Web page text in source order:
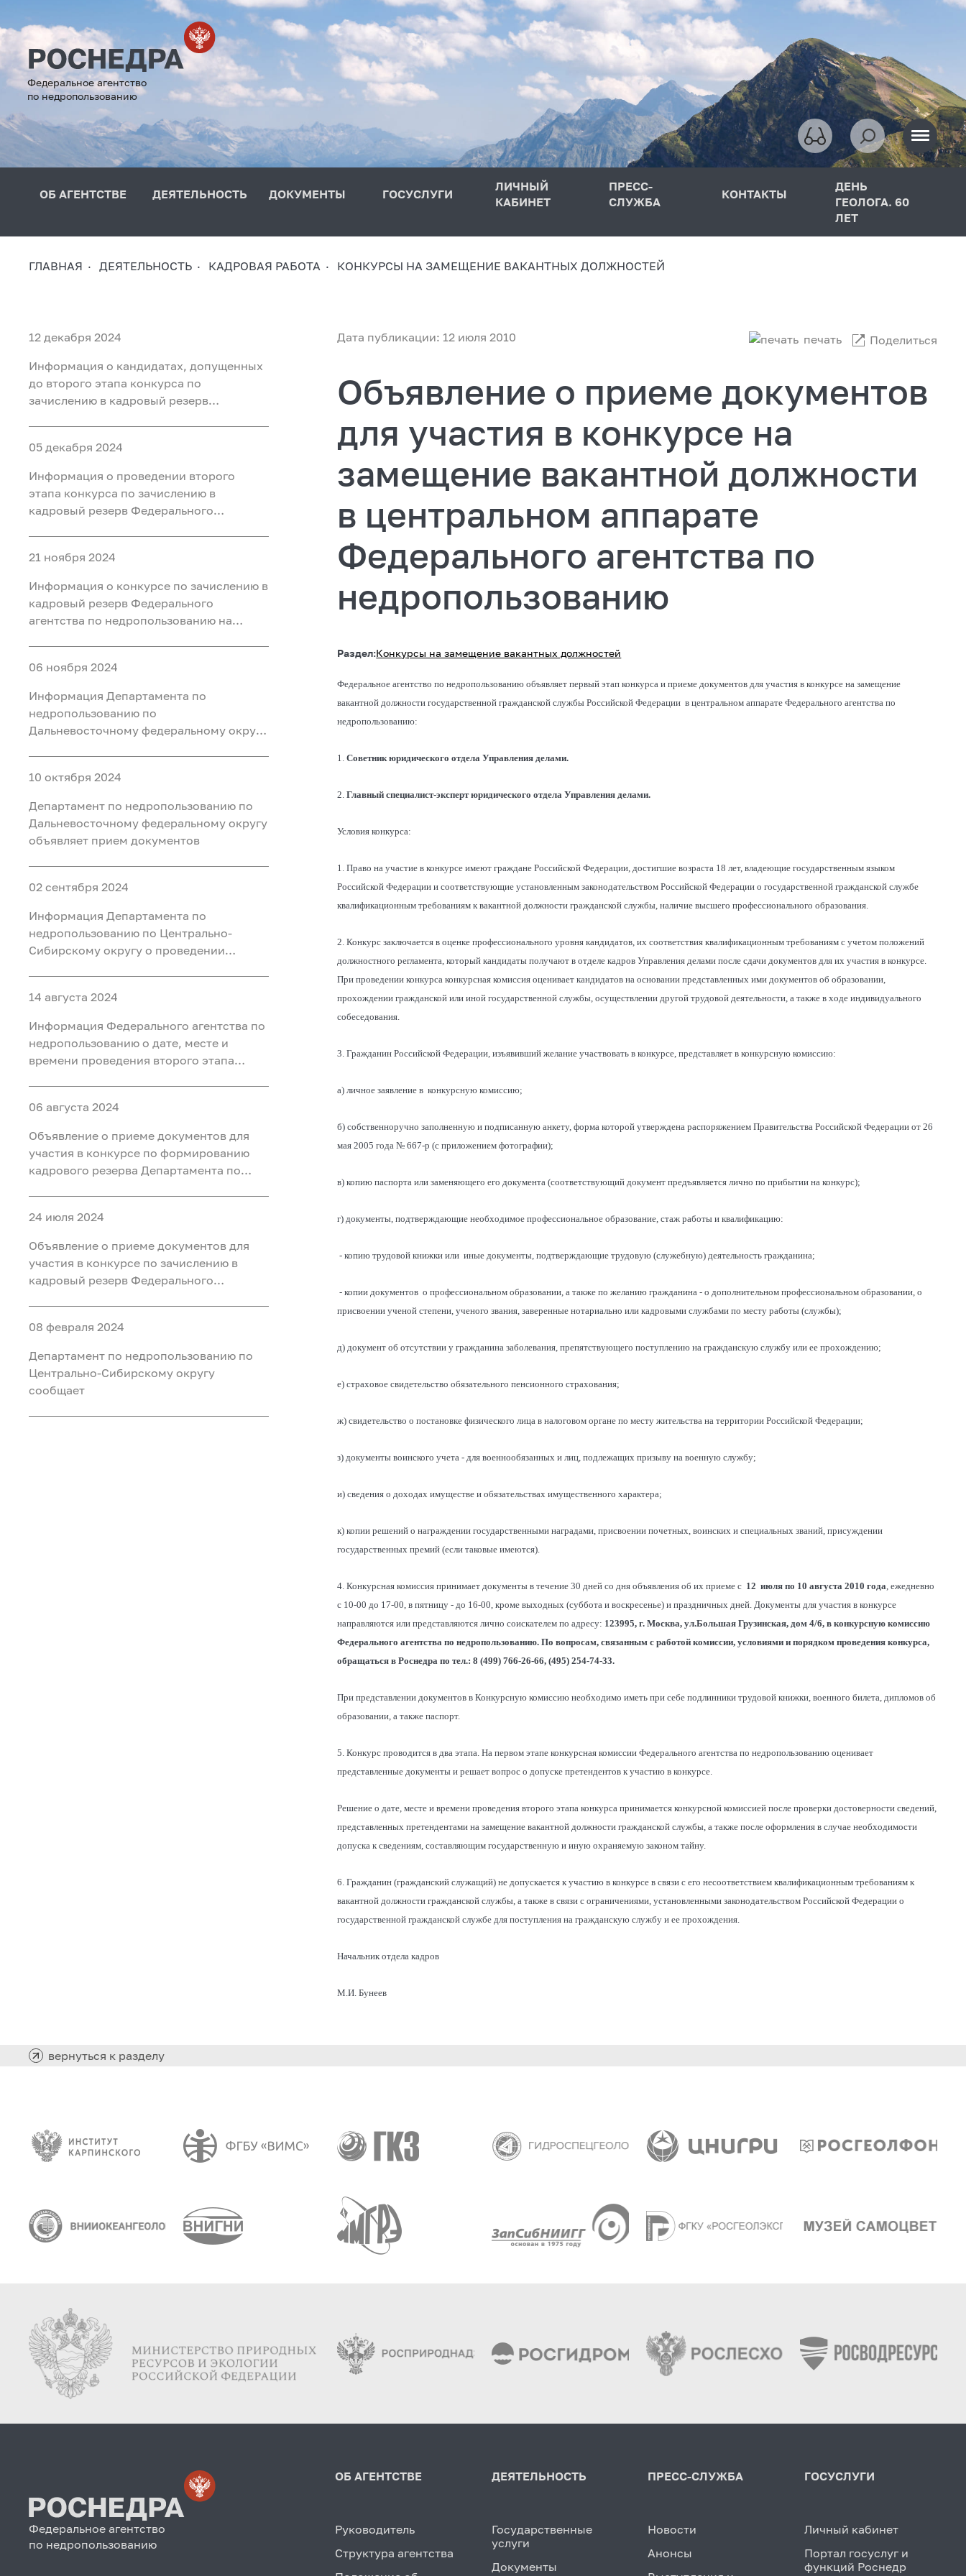
Федеральное агентство
по недропользованию
ОБ АГЕНТСТВЕ ДЕЯТЕЛЬНОСТЬ ДОКУМЕНТЫ ГОСУСЛУГИ
ЛИЧНЫЙ
КАБИНЕТ
ПРЕСС-
СЛУЖБА
КОНТАКТЫ
ДЕНЬ
ГЕОЛОГА. 60
ЛЕТ
ГЛАВНАЯ ДЕЯТЕЛЬНОСТЬ КАДРОВАЯ РАБОТА КОНКУРСЫ НА ЗАМЕЩЕНИЕ ВАКАНТНЫХ ДОЛЖНОСТЕЙ
12 декабря 2024
Информация о кандидатах, допущенных
до второго этапа конкурса по
зачислению в кадровый резерв
и старшую группы должностей
05 декабря 2024
Информация о проведении второго
этапа конкурса по зачислению в
кадровый резерв Федерального
должностей
21 ноября 2024
Информация о конкурсе по зачислению в
кадровый резерв Федерального
агентства по недропользованию на
06 ноября 2024
Информация Департамента по
недропользованию по
Дальневосточному федеральному округу
10 октября 2024
Департамент по недропользованию по
Дальневосточному федеральному округу
объявляет прием документов
02 сентября 2024
Информация Департамента по
недропользованию по Центрально-
Сибирскому округу о проведении
замещение вакантных должностей
14 августа 2024
Информация Федерального агентства по
недропользованию о дате, месте и
времени проведения второго этапа
недропользованию на главную, ведущую
группы должностей
06 августа 2024
Объявление о приеме документов для
участия в конкурсе по формированию
кадрового резерва Департамента по
24 июля 2024
Объявление о приеме документов для
участия в конкурсе по зачислению в
кадровый резерв Федерального
08 февраля 2024
Департамент по недропользованию по
Центрально-Сибирскому округу
сообщает
Дата публикации: 12 июля 2010 печать Поделиться
Объявление о приеме документов
для участия в конкурсе на
замещение вакантной должности
в центральном аппарате
Федерального агентства по
недропользованию
Раздел:Конкурсы на замещение вакантных должностей
Федеральное агентство по недропользованию объявляет первый этап конкурса и приеме документов для участия в конкурсе на замещение
вакантной должности государственной гражданской службы Российской Федерации в центральном аппарате Федерального агентства по
недропользованию:
1.Советник юридического отдела Управления делами.
2.Главный специалист-эксперт юридического отдела Управления делами.
Условия конкурса:
1. Право на участие в конкурсе имеют граждане Российской Федерации, достигшие возраста 18 лет, владеющие государственным языком
Российской Федерации и соответствующие установленным законодательством Российской Федерации о государственной гражданской службе
квалификационным требованиям к вакантной должности гражданской службы, наличие высшего профессионального образования.
2. Конкурс заключается в оценке профессионального уровня кандидатов, их соответствия квалификационным требованиям с учетом положений
должностного регламента, который кандидаты получают в отделе кадров Управления делами после сдачи документов для их участия в конкурсе.
При проведении конкурса конкурсная комиссия оценивает кандидатов на основании представленных ими документов об образовании,
прохождении гражданской или иной государственной службы, осуществлении другой трудовой деятельности, а также в ходе индивидуального
собеседования.
3. Гражданин Российской Федерации, изъявивший желание участвовать в конкурсе, представляет в конкурсную комиссию:
а) личное заявление в конкурсную комиссию;
б) собственноручно заполненную и подписанную анкету, форма которой утверждена распоряжением Правительства Российской Федерации от 26
мая 2005 года № 667-р (с приложением фотографии);
в) копию паспорта или заменяющего его документа (соответствующий документ предъявляется лично по прибытии на конкурс);
г) документы, подтверждающие необходимое профессиональное образование, стаж работы и квалификацию:
- копию трудовой книжки или иные документы, подтверждающие трудовую (служебную) деятельность гражданина;
- копии документов о профессиональном образовании, а также по желанию гражданина - о дополнительном профессиональном образовании, о
присвоении ученой степени, ученого звания, заверенные нотариально или кадровыми службами по месту работы (службы);
д) документ об отсутствии у гражданина заболевания, препятствующего поступлению на гражданскую службу или ее прохождению;
е) страховое свидетельство обязательного пенсионного страхования;
ж) свидетельство о постановке физического лица в налоговом органе по месту жительства на территории Российской Федерации;
з) документы воинского учета - для военнообязанных и лиц, подлежащих призыву на военную службу;
и) сведения о доходах имуществе и обязательствах имущественного характера;
к) копии решений о награждении государственными наградами, присвоении почетных, воинских и специальных званий, присуждении
государственных премий (если таковые имеются).
4. Конкурсная комиссия принимает документы в течение 30 дней со дня объявления об их приеме с 12 июля по 10 августа 2010 года , ежедневно
с 10-00 до 17-00, в пятницу - до 16-00, кроме выходных (суббота и воскресенье) и праздничных дней. Документы для участия в конкурсе
направляются или представляются лично соискателем по адресу: 123995, г. Москва, ул.Большая Грузинская, дом 4/6, в конкурсную комиссию
Федерального агентства по недропользованию. По вопросам, связанным с работой комиссии, условиями и порядком проведения конкурса,
обращаться в Роснедра по тел.: 8 (499) 766-26-66, (495) 254-74-33.
При представлении документов в Конкурсную комиссию необходимо иметь при себе подлинники трудовой книжки, военного билета, дипломов об
образовании, а также паспорт.
5. Конкурс проводится в два этапа. На первом этапе конкурсная комиссии Федерального агентства по недропользованию оценивает
представленные документы и решает вопрос о допуске претендентов к участию в конкурсе.
Решение о дате, месте и времени проведения второго этапа конкурса принимается конкурсной комиссией после проверки достоверности сведений,
представленных претендентами на замещение вакантной должности гражданской службы, а также после оформления в случае необходимости
допуска к сведениям, составляющим государственную и иную охраняемую законом тайну.
6. Гражданин (гражданский служащий) не допускается к участию в конкурсе в связи с его несоответствием квалификационным требованиям к
вакантной должности гражданской службы, а также в связи с ограничениями, установленными законодательством Российской Федерации о
государственной гражданской службе для поступления на гражданскую службу и ее прохождения.
Начальник отдела кадров
М.И. Бунеев
вернуться к разделу
Федеральное агентство
по недропользованию
ОБ АГЕНТСТВЕ
Руководитель
Структура агентства
ДЕЯТЕЛЬНОСТЬ
Государственные
услуги
Документы
ПРЕСС-СЛУЖБА
Новости
Анонсы
ГОСУСЛУГИ
Личный кабинет
Портал госуслуг и
функций Роснедр